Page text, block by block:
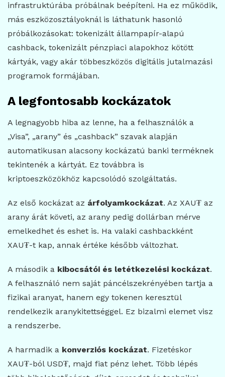
infrastruktúrába próbálnak beépíteni. Ha ez működik,
más eszközosztályoknál is láthatunk hasonló
próbálkozásokat: tokenizált állampapír-alapú
cashback, tokenizált pénzpiaci alapokhoz kötött
kártyák, vagy akár többeszközös digitális jutalmazási
programok formájában.
A legfontosabb kockázatok
A legnagyobb hiba az lenne, ha a felhasználók a
„Visa”, „arany” és „cashback” szavak alapján
automatikusan alacsony kockázatú banki terméknek
tekintenék a kártyát. Ez továbbra is
kriptoeszközökhöz kapcsolódó szolgáltatás.
Az első kockázat az árfolyamkockázat. Az XAU₮ az
arany árát követi, az arany pedig dollárban mérve
emelkedhet és eshet is. Ha valaki cashbackként
XAU₮-t kap, annak értéke később változhat.
A második a kibocsátói és letétkezelési kockázat.
A felhasználó nem saját páncélszekrényében tartja a
fizikai aranyat, hanem egy tokenen keresztül
rendelkezik aranykitettséggel. Ez bizalmi elemet visz
a rendszerbe.
A harmadik a konverziós kockázat. Fizetéskor
XAU₮-ból USD₮, majd fiat pénz lehet. Több lépés